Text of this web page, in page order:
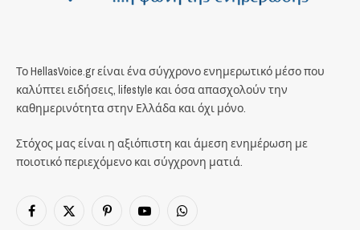
Το HellasVoice.gr είναι ένα σύγχρονο ενημερωτικό μέσο που
καλύπτει ειδήσεις, lifestyle και όσα απασχολούν την
καθημερινότητα στην Ελλάδα και όχι μόνο.
Στόχος μας είναι η αξιόπιστη και άμεση ενημέρωση με
ποιοτικό περιεχόμενο και σύγχρονη ματιά.
Facebook
X
PinterestYouTubeWhatsApp